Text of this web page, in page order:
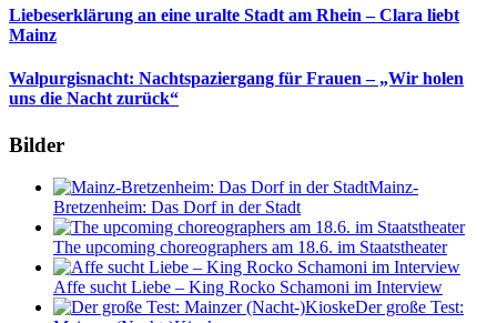
Liebeserklärung an eine uralte Stadt am Rhein – Clara liebt
Mainz
Walpurgisnacht: Nachtspaziergang für Frauen – „Wir holen
uns die Nacht zurück“
Bilder
Mainz-
Bretzenheim: Das Dorf in der Stadt
The upcoming choreographers am 18.6. im Staatstheater
Affe sucht Liebe – King Rocko Schamoni im Interview
Der große Test: